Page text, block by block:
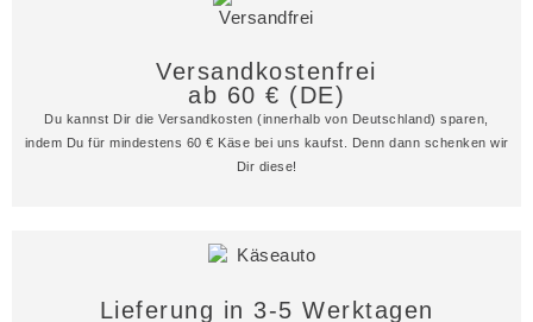
Versandkostenfrei
ab 60 € (DE)
Du kannst Dir die Versandkosten (innerhalb von Deutschland) sparen,
indem Du für mindestens 60 € Käse bei uns kaufst. Denn dann schenken wir
Dir diese!
Lieferung in 3-5 Werktagen